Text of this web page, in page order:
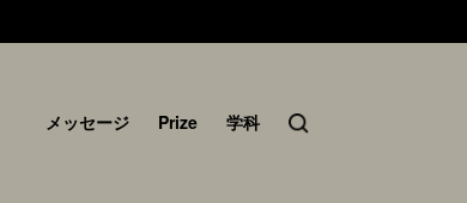
メッセージ Prize 学科